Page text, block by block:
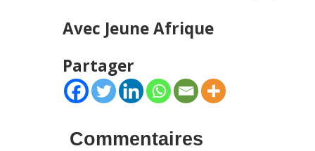
Avec Jeune Afrique
Partager
Commentaires